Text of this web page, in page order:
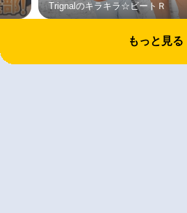
Trignalのキラキラ☆ビートＲ
もっと見る